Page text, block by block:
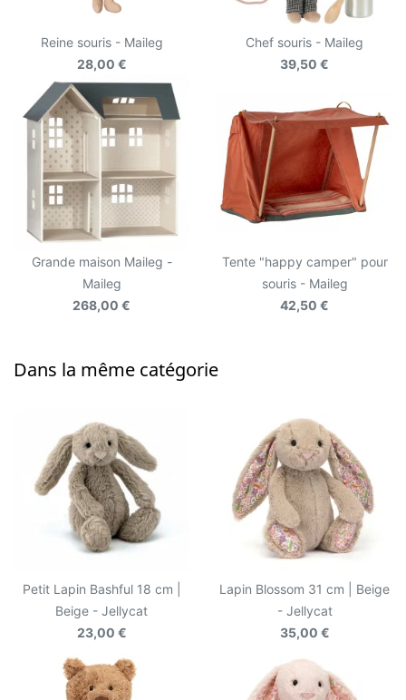
Reine souris - Maileg
28,00 €
Chef souris - Maileg
39,50 €
Grande maison Maileg -
Maileg
268,00 €
Tente "happy camper" pour
souris - Maileg
42,50 €
Dans la même catégorie
Petit Lapin Bashful 18 cm |
Beige - Jellycat
23,00 €
Lapin Blossom 31 cm | Beige
- Jellycat
35,00 €